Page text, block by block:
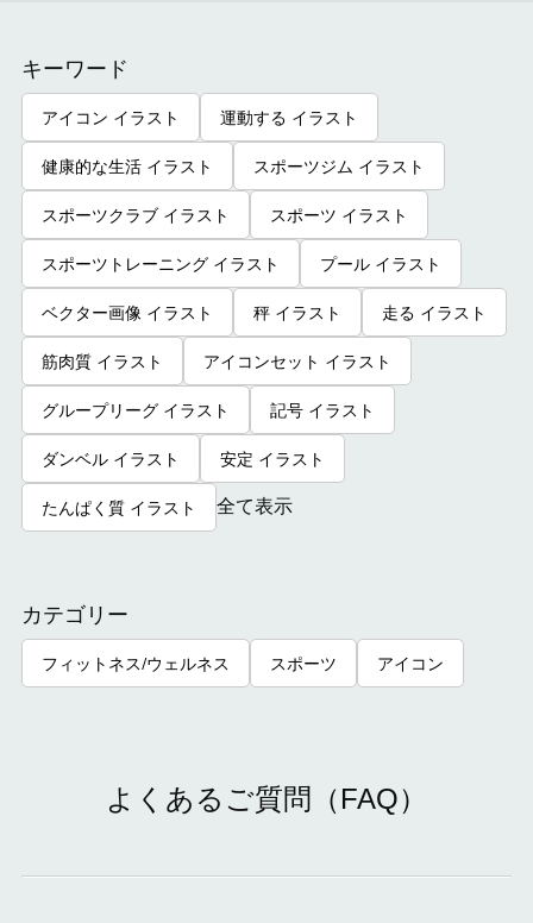
キーワード
アイコン イラスト 運動する イラスト
健康的な生活 イラスト スポーツジム イラスト
スポーツクラブ イラスト スポーツ イラスト
スポーツトレーニング イラスト プール イラスト
ベクター画像 イラスト 秤 イラスト 走る イラスト
筋肉質 イラスト アイコンセット イラスト
グループリーグ イラスト 記号 イラスト
ダンベル イラスト 安定 イラスト
たんぱく質 イラスト 全て表示
カテゴリー
フィットネス/ウェルネス スポーツ アイコン
よくあるご質問（FAQ）